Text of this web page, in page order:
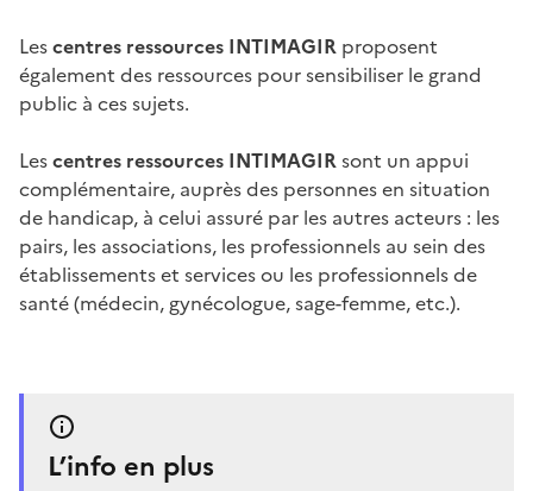
Lescentres ressources INTIMAGIR proposent
également des ressources pour sensibiliser le grand
public à ces sujets.
Lescentres ressources INTIMAGIRsont un appui
complémentaire, auprès des personnes en situation
de handicap, à celui assuré par les autres acteurs : les
pairs, les associations, les professionnels au sein des
établissements et services ou les professionnels de
santé (médecin, gynécologue, sage-femme, etc.).
L’info en plus